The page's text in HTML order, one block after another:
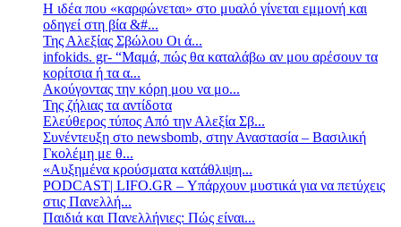
Η ιδέα που «καρφώνεται» στο μυαλό γίνεται εμμονή και
οδηγεί στη βία &#...
Της Αλεξίας Σβώλου Οι ά...
infokids. gr- “Μαμά, πώς θα καταλάβω αν μου αρέσουν τα
κορίτσια ή τα α...
Ακούγοντας την κόρη μου να μο...
Της ζήλιας τα αντίδοτα
Ελεύθερος τύπος Από την Αλεξία Σβ...
Συνέντευξη στο newsbomb, στην Αναστασία – Βασιλική
Γκολέμη με θ...
«Αυξημένα κρούσματα κατάθλιψη...
PODCAST| LIFO.GR – Υπάρχουν μυστικά για να πετύχεις
στις Πανελλή...
Παιδιά και Πανελλήνιες: Πώς είναι...